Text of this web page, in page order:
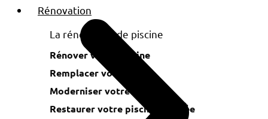
Rénovation
La rénovation de piscine
Rénover votre piscine
Remplacer votre liner
Moderniser votre piscine
Restaurer votre piscine creusée